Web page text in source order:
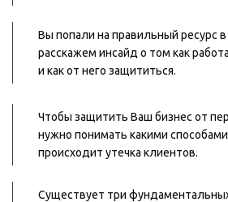
Вы попали на правильный ресурс
расскажем инсайд о том как
и как от него защититься.
Чтобы защитить Ваш бизнес от
нужно понимать какими способами
происходит утечка клиентов.
Существует три